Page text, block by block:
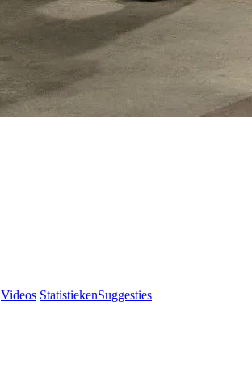
Videos StatistiekenSuggesties